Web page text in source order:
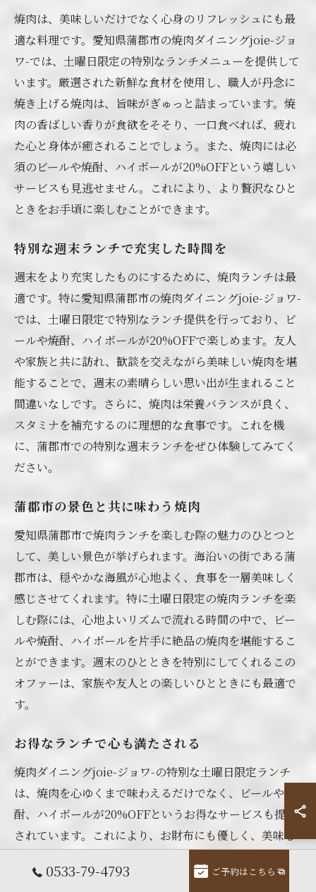
焼肉は、美味しいだけでなく心身のリフレッシュにも最
適な料理です。愛知県蒲郡市の焼肉ダイニングjoie-ジョ
ワ-では、土曜日限定の特別なランチメニューを提供して
います。厳選された新鮮な食材を使用し、職人が丹念に
焼き上げる焼肉は、旨味がぎゅっと詰まっています。焼
肉の香ばしい香りが食欲をそそり、一口食べれば、疲れ
た心と身体が癒されることでしょう。また、焼肉には必
須のビールや焼酎、ハイボールが20%OFFという嬉しい
サービスも見逃せません。これにより、より贅沢なひと
ときをお手頃に楽しむことができます。
特別な週末ランチで充実した時間を
週末をより充実したものにするために、焼肉ランチは最
適です。特に愛知県蒲郡市の焼肉ダイニングjoie-ジョワ-
では、土曜日限定で特別なランチ提供を行っており、ビ
ールや焼酎、ハイボールが20%OFFで楽しめます。友人
や家族と共に訪れ、歓談を交えながら美味しい焼肉を堪
能することで、週末の素晴らしい思い出が生まれること
間違いなしです。さらに、焼肉は栄養バランスが良く、
スタミナを補充するのに理想的な食事です。これを機
に、蒲郡市での特別な週末ランチをぜひ体験してみてく
ださい。
蒲郡市の景色と共に味わう焼肉
愛知県蒲郡市で焼肉ランチを楽しむ際の魅力のひとつと
して、美しい景色が挙げられます。海沿いの街である蒲
郡市は、穏やかな海風が心地よく、食事を一層美味しく
感じさせてくれます。特に土曜日限定の焼肉ランチを楽
しむ際には、心地よいリズムで流れる時間の中で、ビー
ルや焼酎、ハイボールを片手に絶品の焼肉を堪能するこ
とができます。週末のひとときを特別にしてくれるこの
オファーは、家族や友人との楽しいひとときにも最適で
す。
お得なランチで心も満たされる
焼肉ダイニングjoie-ジョワ-の特別な土曜日限定ランチ
は、焼肉を心ゆくまで味わえるだけでなく、ビールや焼
酎、ハイボールが20%OFFというお得なサービスも提供
されています。これにより、お財布にも優しく、美味し
ら解放され、リラックスした時間を過ごしながら、美味
0533-79-4793 ご予約はこちら